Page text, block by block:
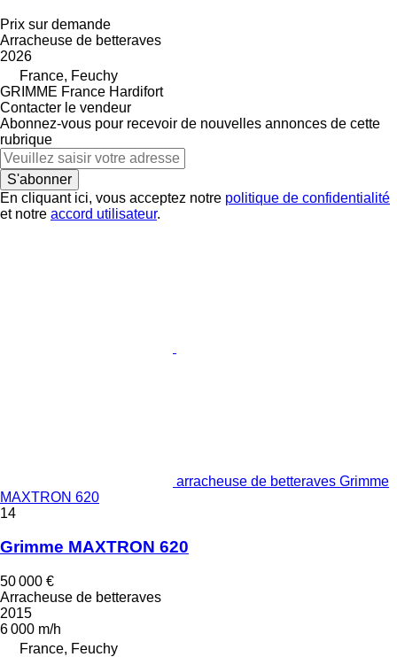
Prix sur demande
Arracheuse de betteraves
2026
France, Feuchy
GRIMME France Hardifort
Contacter le vendeur
Abonnez-vous pour recevoir de nouvelles annonces de cette
rubrique
S'abonner
En cliquant ici, vous acceptez notre politique de confidentialité
et notre accord utilisateur.
arracheuse de betteraves Grimme
MAXTRON 620
14
Grimme MAXTRON 620
50 000 €
Arracheuse de betteraves
2015
6 000 m/h
France, Feuchy